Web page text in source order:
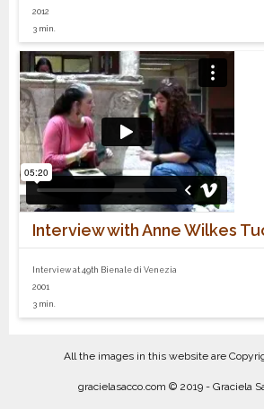
2012
3 min.
Interview with Anne Wilkes
Interview at 49th Bienale di Venezia
2001
3 min.
All the images in this website are
gracielasacco.com © 2019 - Graciela